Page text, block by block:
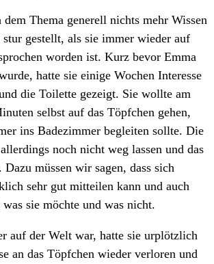
Thema generell nichts mehr Wissen
stur gestellt, als sie immer wieder auf
worden ist. Kurz bevor Emma
hatte sie einige Wochen Interesse
die Toilette gezeigt. Sie wollte am
selbst auf das Töpfchen gehen,
ins Badezimmer begleiten sollte. Die
noch nicht weg lassen und das
müssen wir sagen, dass sich
sehr gut mitteilen kann und auch
sie möchte und was nicht.
auf der Welt war, hatte sie urplötzlich
an das Töpfchen wieder verloren und